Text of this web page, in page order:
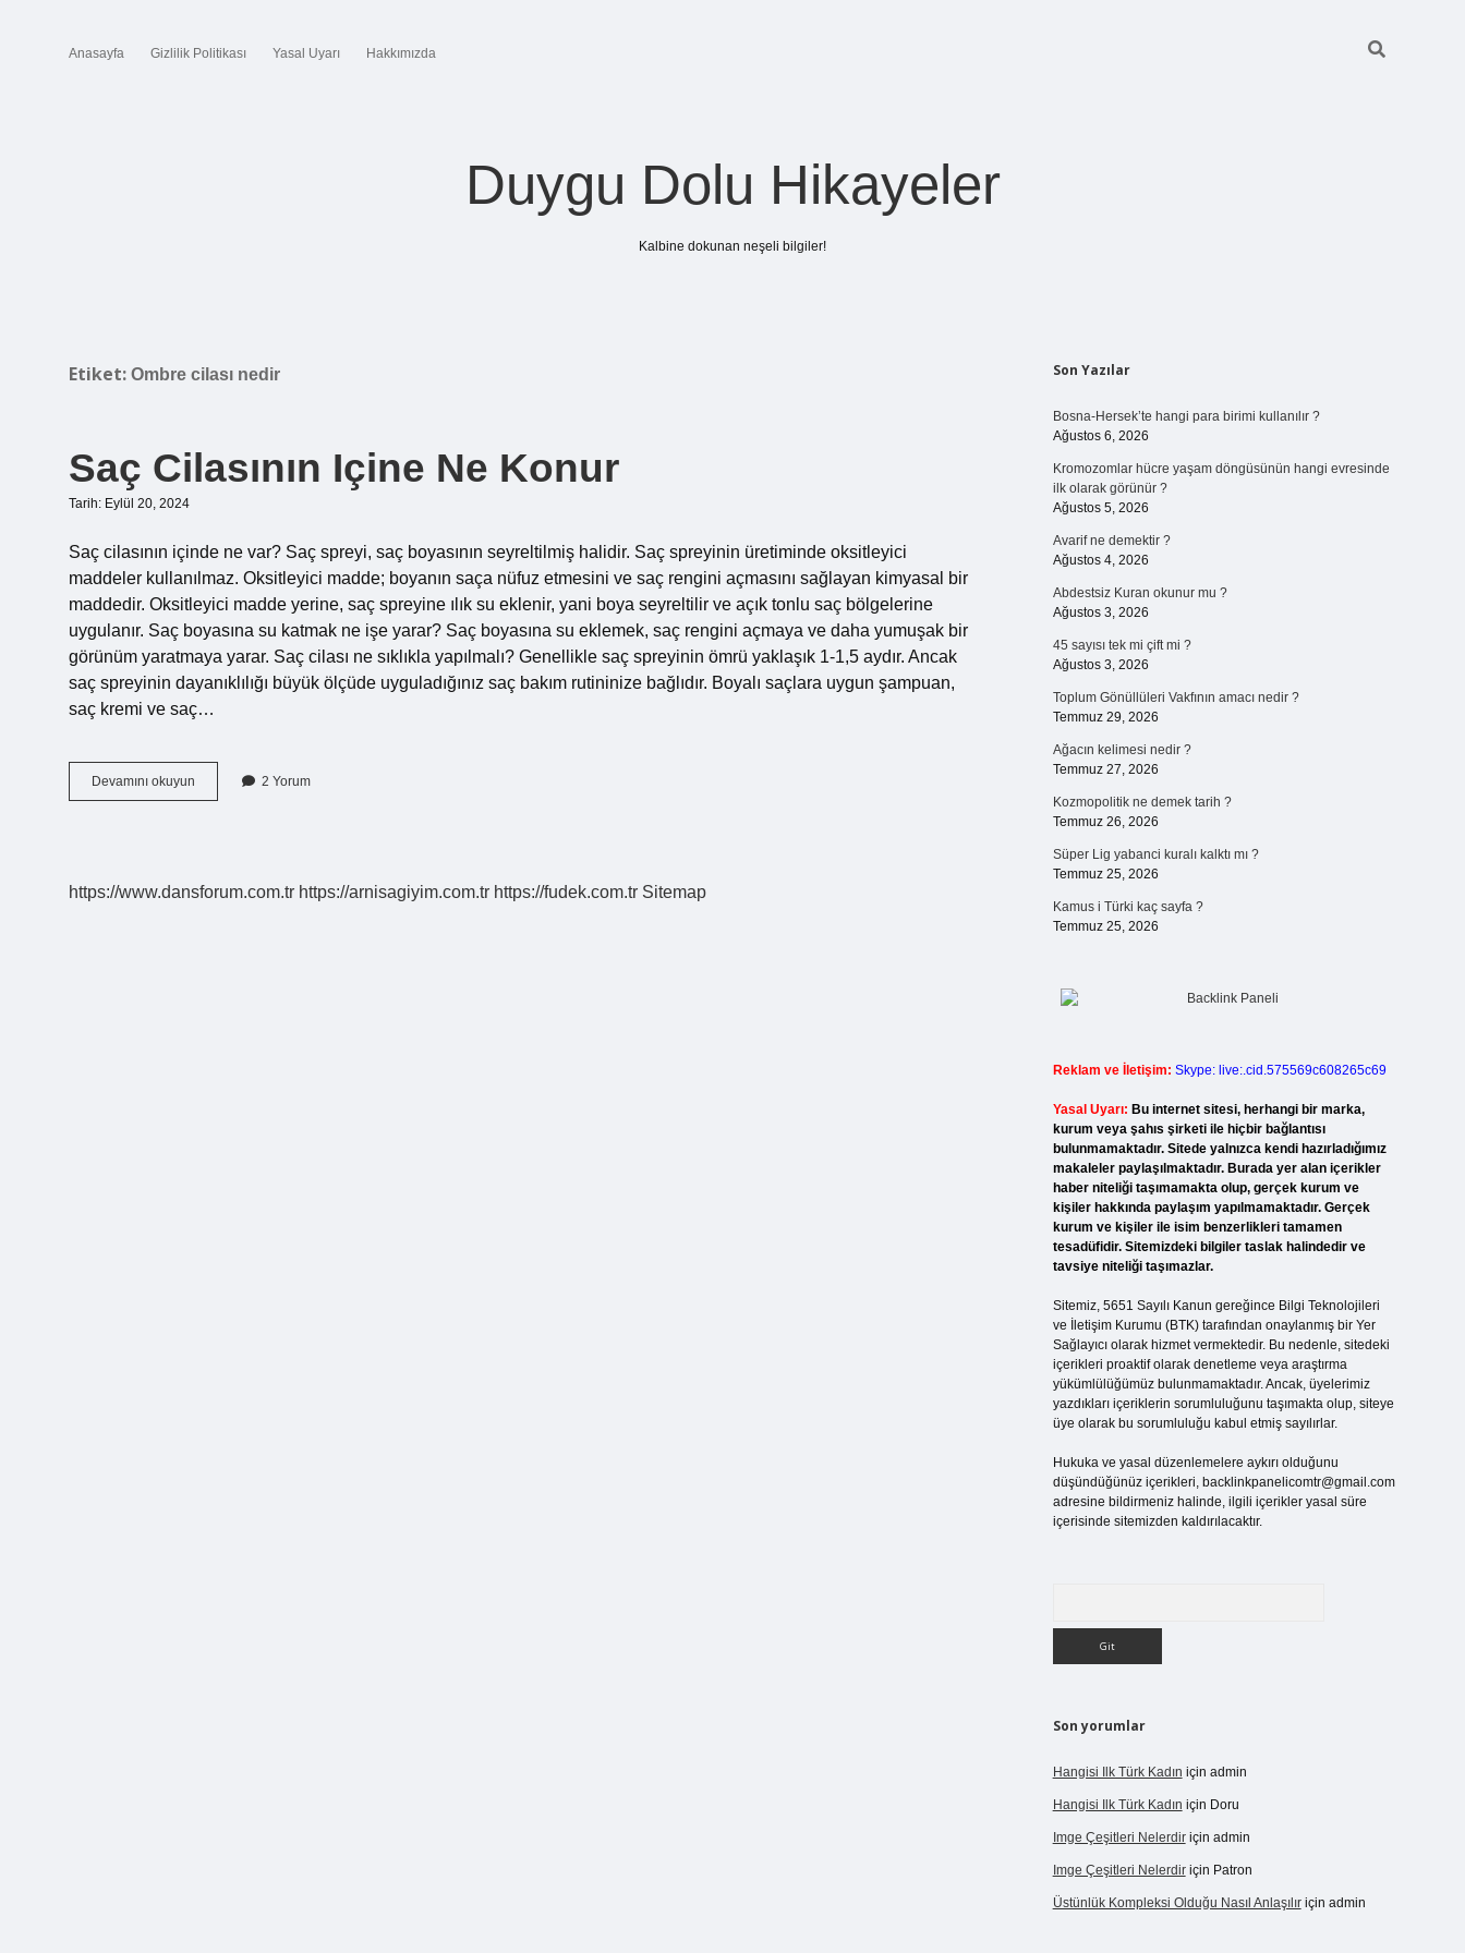
Anasayfa Gizlilik Politikası Yasal Uyarı Hakkımızda
Duygu Dolu Hikayeler
Kalbine dokunan neşeli bilgiler!
Etiket: Ombre cilası nedir
Saç Cilasının Içine Ne Konur
Tarih: Eylül 20, 2024
Saç cilasının içinde ne var? Saç spreyi, saç boyasının seyreltilmiş halidir. Saç spreyinin üretiminde oksitleyici
maddeler kullanılmaz. Oksitleyici madde; boyanın saça nüfuz etmesini ve saç rengini açmasını sağlayan kimyasal bir
maddedir. Oksitleyici madde yerine, saç spreyine ılık su eklenir, yani boya seyreltilir ve açık tonlu saç bölgelerine
uygulanır. Saç boyasına su katmak ne işe yarar? Saç boyasına su eklemek, saç rengini açmaya ve daha yumuşak bir
görünüm yaratmaya yarar. Saç cilası ne sıklıkla yapılmalı? Genellikle saç spreyinin ömrü yaklaşık 1-1,5 aydır. Ancak
saç spreyinin dayanıklılığı büyük ölçüde uyguladığınız saç bakım rutininize bağlıdır. Boyalı saçlara uygun şampuan,
saç kremi ve saç…
Devamını okuyun
Cilasının
2 Yorum
https://www.dansforum.com.tr https://arnisagiyim.com.tr https://fudek.com.tr Sitemap
Sidebar
Son Yazılar
Bosna-Hersek’te hangi para birimi kullanılır ?
Ağustos 6, 2026
Kromozomlar hücre yaşam döngüsünün hangi evresinde
ilk olarak görünür ?
Ağustos 5, 2026
Avarif ne demektir ?
Ağustos 4, 2026
Abdestsiz Kuran okunur mu ?
Ağustos 3, 2026
45 sayısı tek mi çift mi ?
Ağustos 3, 2026
Toplum Gönüllüleri Vakfının amacı nedir ?
Temmuz 29, 2026
Ağacın kelimesi nedir ?
Temmuz 27, 2026
Kozmopolitik ne demek tarih ?
Temmuz 26, 2026
Süper Lig yabanci kuralı kalktı mı ?
Temmuz 25, 2026
Kamus i Türki kaç sayfa ?
Temmuz 25, 2026
Reklam ve İletişim: Skype: live:.cid.575569c608265c69
Yasal Uyarı: Bu internet sitesi, herhangi bir marka,
kurum veya şahıs şirketi ile hiçbir bağlantısı
bulunmamaktadır. Sitede yalnızca kendi hazırladığımız
makaleler paylaşılmaktadır. Burada yer alan içerikler
haber niteliği taşımamakta olup, gerçek kurum ve
kişiler hakkında paylaşım yapılmamaktadır. Gerçek
kurum ve kişiler ile isim benzerlikleri tamamen
tesadüfidir. Sitemizdeki bilgiler taslak halindedir ve
tavsiye niteliği taşımazlar.
Sitemiz, 5651 Sayılı Kanun gereğince Bilgi Teknolojileri
ve İletişim Kurumu (BTK) tarafından onaylanmış bir Yer
Sağlayıcı olarak hizmet vermektedir. Bu nedenle, sitedeki
içerikleri proaktif olarak denetleme veya araştırma
yükümlülüğümüz bulunmamaktadır. Ancak, üyelerimiz
yazdıkları içeriklerin sorumluluğunu taşımakta olup, siteye
üye olarak bu sorumluluğu kabul etmiş sayılırlar.
Hukuka ve yasal düzenlemelere aykırı olduğunu
düşündüğünüz içerikleri, backlinkpanelicomtr@gmail.com
adresine bildirmeniz halinde, ilgili içerikler yasal süre
içerisinde sitemizden kaldırılacaktır.
Son yorumlar
Hangisi Ilk Türk Kadın için admin
Hangisi Ilk Türk Kadın için Doru
Imge Çeşitleri Nelerdiriçin admin
Imge Çeşitleri Nelerdiriçin Patron
Üstünlük Kompleksi Olduğu Nasıl Anlaşılıriçin admin
ilbet girişhttps://betexpergiris.casino/